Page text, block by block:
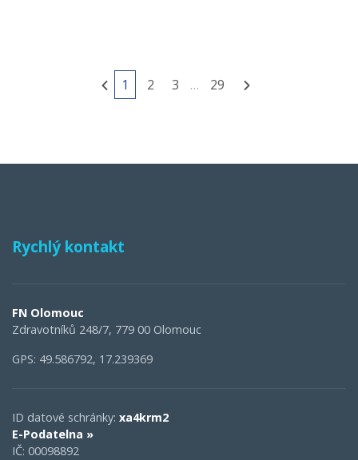
1 2 3 … 29
Rychlý kontakt
FN Olomouc
Zdravotníků 248/7, 779 00 Olomouc
GPS: 49.586792, 17.239369
ID datové schránky: xa4krm2
E-Podatelna »
IČ: 00098892